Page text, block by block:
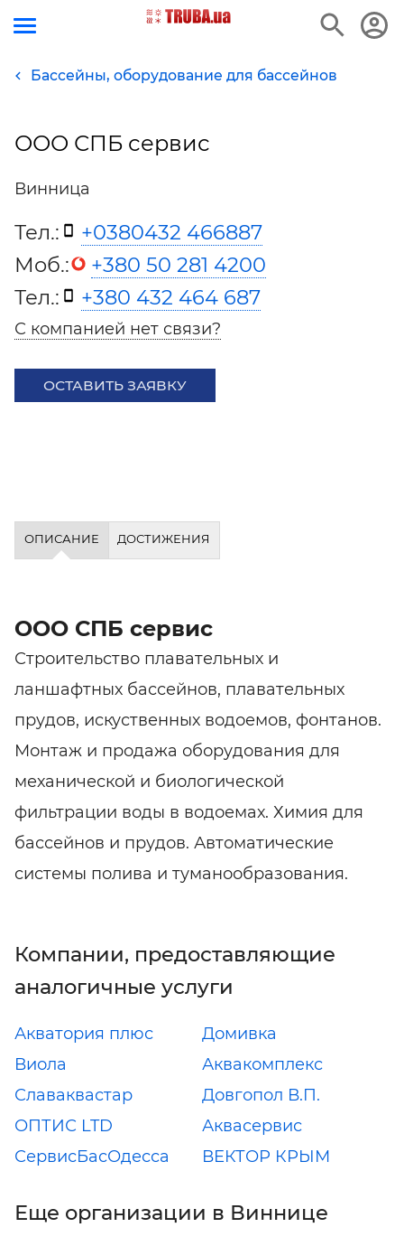
Бассейны, оборудование для бассейнов
ООО СПБ сервис
Винница
Тел.:
+0380432 466887
Моб.:
+380 50 281 4200
Тел.:
+380 432 464 687
С компанией нет связи?
ОСТАВИТЬ ЗАЯВКУ
ОПИСАНИЕ ДОСТИЖЕНИЯ
ООО СПБ сервис
Строительство плавательных и
ланшафтных бассейнов, плавательных
прудов, искуственных водоемов, фонтанов.
Монтаж и продажа оборудования для
механической и биологической
фильтрации воды в водоемах. Химия для
бассейнов и прудов. Автоматические
системы полива и туманообразования.
Компании, предоставляющие
аналогичные услуги
Акватория плюс
Домивка
Виола
Аквакомплекс
Славаквастар
Довгопол В.П.
ОПТИС LTD
Аквасервис
СервисБасОдесса
ВЕКТОР КРЫМ
Еще организации в Виннице